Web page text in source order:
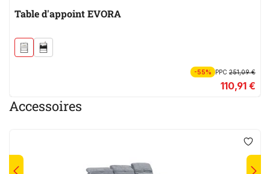
Table d'appoint EVORA
-55% PPC251,09 €
110,91 €
Accessoires